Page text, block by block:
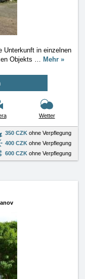
Unterkunft in einzelnen
Objekts … Mehr »
Wetter
350 CZK ohne Verpflegung
400 CZK ohne Verpflegung
600 CZK ohne Verpflegung